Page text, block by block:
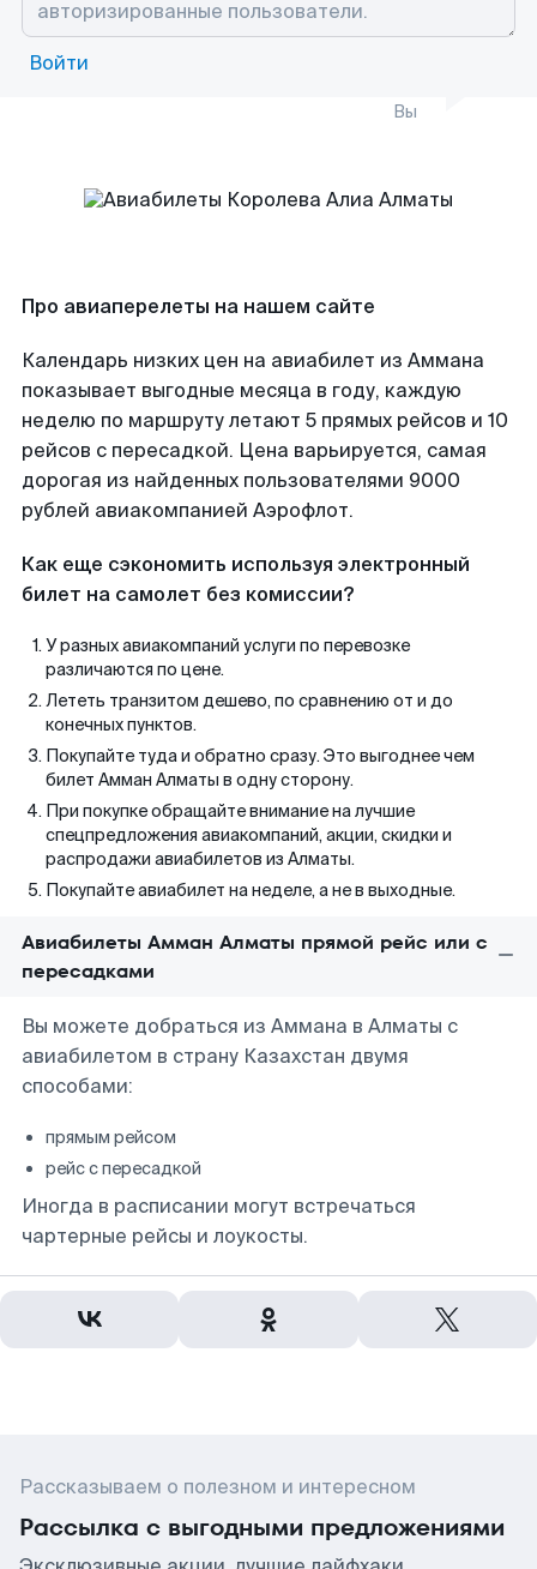
Войти
Вы
Про авиаперелеты на нашем сайте
Календарь низких цен на авиабилет из Аммана
показывает выгодные месяца в году, каждую
неделю по маршруту летают 5 прямых рейсов и 10
рейсов с пересадкой. Цена варьируется, самая
дорогая из найденных пользователями 9000
рублей авиакомпанией Аэрофлот.
Как еще сэкономить используя электронный
билет на самолет без комиссии?
У разных авиакомпаний услуги по перевозке
различаются по цене.
Лететь транзитом дешево, по сравнению от и до
конечных пунктов.
Покупайте туда и обратно сразу. Это выгоднее чем
билет Амман Алматы в одну сторону.
При покупке обращайте внимание на лучшие
спецпредложения авиакомпаний, акции, скидки и
распродажи авиабилетов из Алматы.
Покупайте авиабилет на неделе, а не в выходные.
Авиабилеты Амман Алматы прямой рейс или с
пересадками
Вы можете добраться из Аммана в Алматы с
авиабилетом в страну Казахстан двумя
способами:
прямым рейсом
рейс с пересадкой
Иногда в расписании могут встречаться
чартерные рейсы и лоукосты.
Рассказываем о полезном и интересном
Рассылка с выгодными предложениями